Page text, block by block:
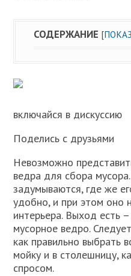
СОДЕРЖАНИЕ [
включайся в дискуссию
Поделись с друзьями
Невозможно
ведра для сбора
задумываются, где же
удобно, и при этом оно
интерьера. Выход есть
мусорное ведро.
как правильно выбрать
мойку и в столешницу,
спросом.